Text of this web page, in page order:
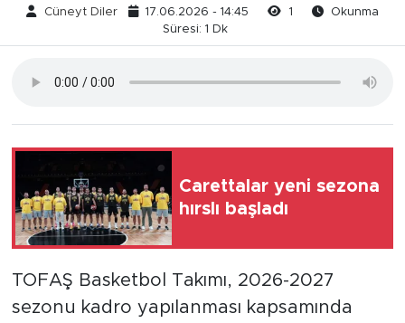
Cüneyt Diler 17.06.2026 - 14:45 1
Okunma
Süresi: 1 Dk
Carettalar yeni sezona
hırslı başladı
TOFAŞ Basketbol Takımı, 2026-2027
sezonu kadro yapılanması kapsamında